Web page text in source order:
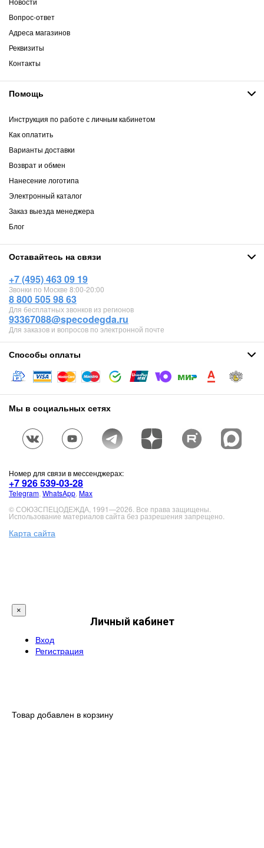
Вопрос-ответ
Адреса магазинов
Реквизиты
Контакты
Помощь
Инструкция по работе с личным кабинетом
Как оплатить
Варианты доставки
Возврат и обмен
Нанесение логотипа
Электронный каталог
Заказ выезда менеджера
Блог
Оставайтесь на связи
+7 (495) 463 09 19
Звонки по Москве 8:00-20:00
8 800 505 98 63
Для бесплатных звонков из регионов
93367088@specodegda.ru
Для заказов и вопросов по электронной почте
Способы оплаты
Мы в социальных сетях
Номер для связи в мессенджерах:
+7 926 539-03-28
Telegram WhatsApp Max
© СОЮЗСПЕЦОДЕЖДА, 1991—2026. Все права защищены.
Использование материалов сайта без разрешения запрещено.
Карта сайта
×
Личный кабинет
Вход
Регистрация
Товар добавлен в корзину